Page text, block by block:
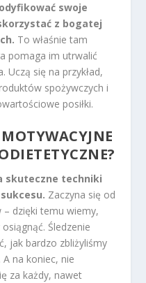
swoje
z bogatej
To właśnie tam
pomaga im utrwalić
Uczą się na przykład,
spożywczych i
posiłki.
skuteczne techniki
Zaczyna się od
dzięki temu wiemy,
Śledzenie
jak bardzo zbliżyliśmy
na koniec, nie
za każdy, nawet